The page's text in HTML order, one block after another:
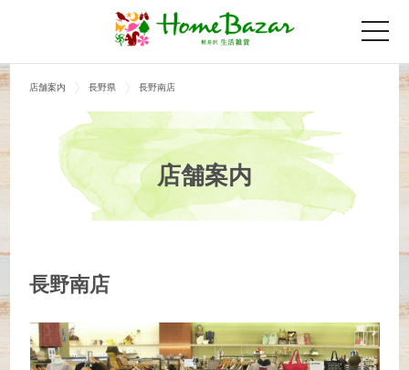
toggle
店舗案内 長野県 長野南店
店舗案内
長野南店